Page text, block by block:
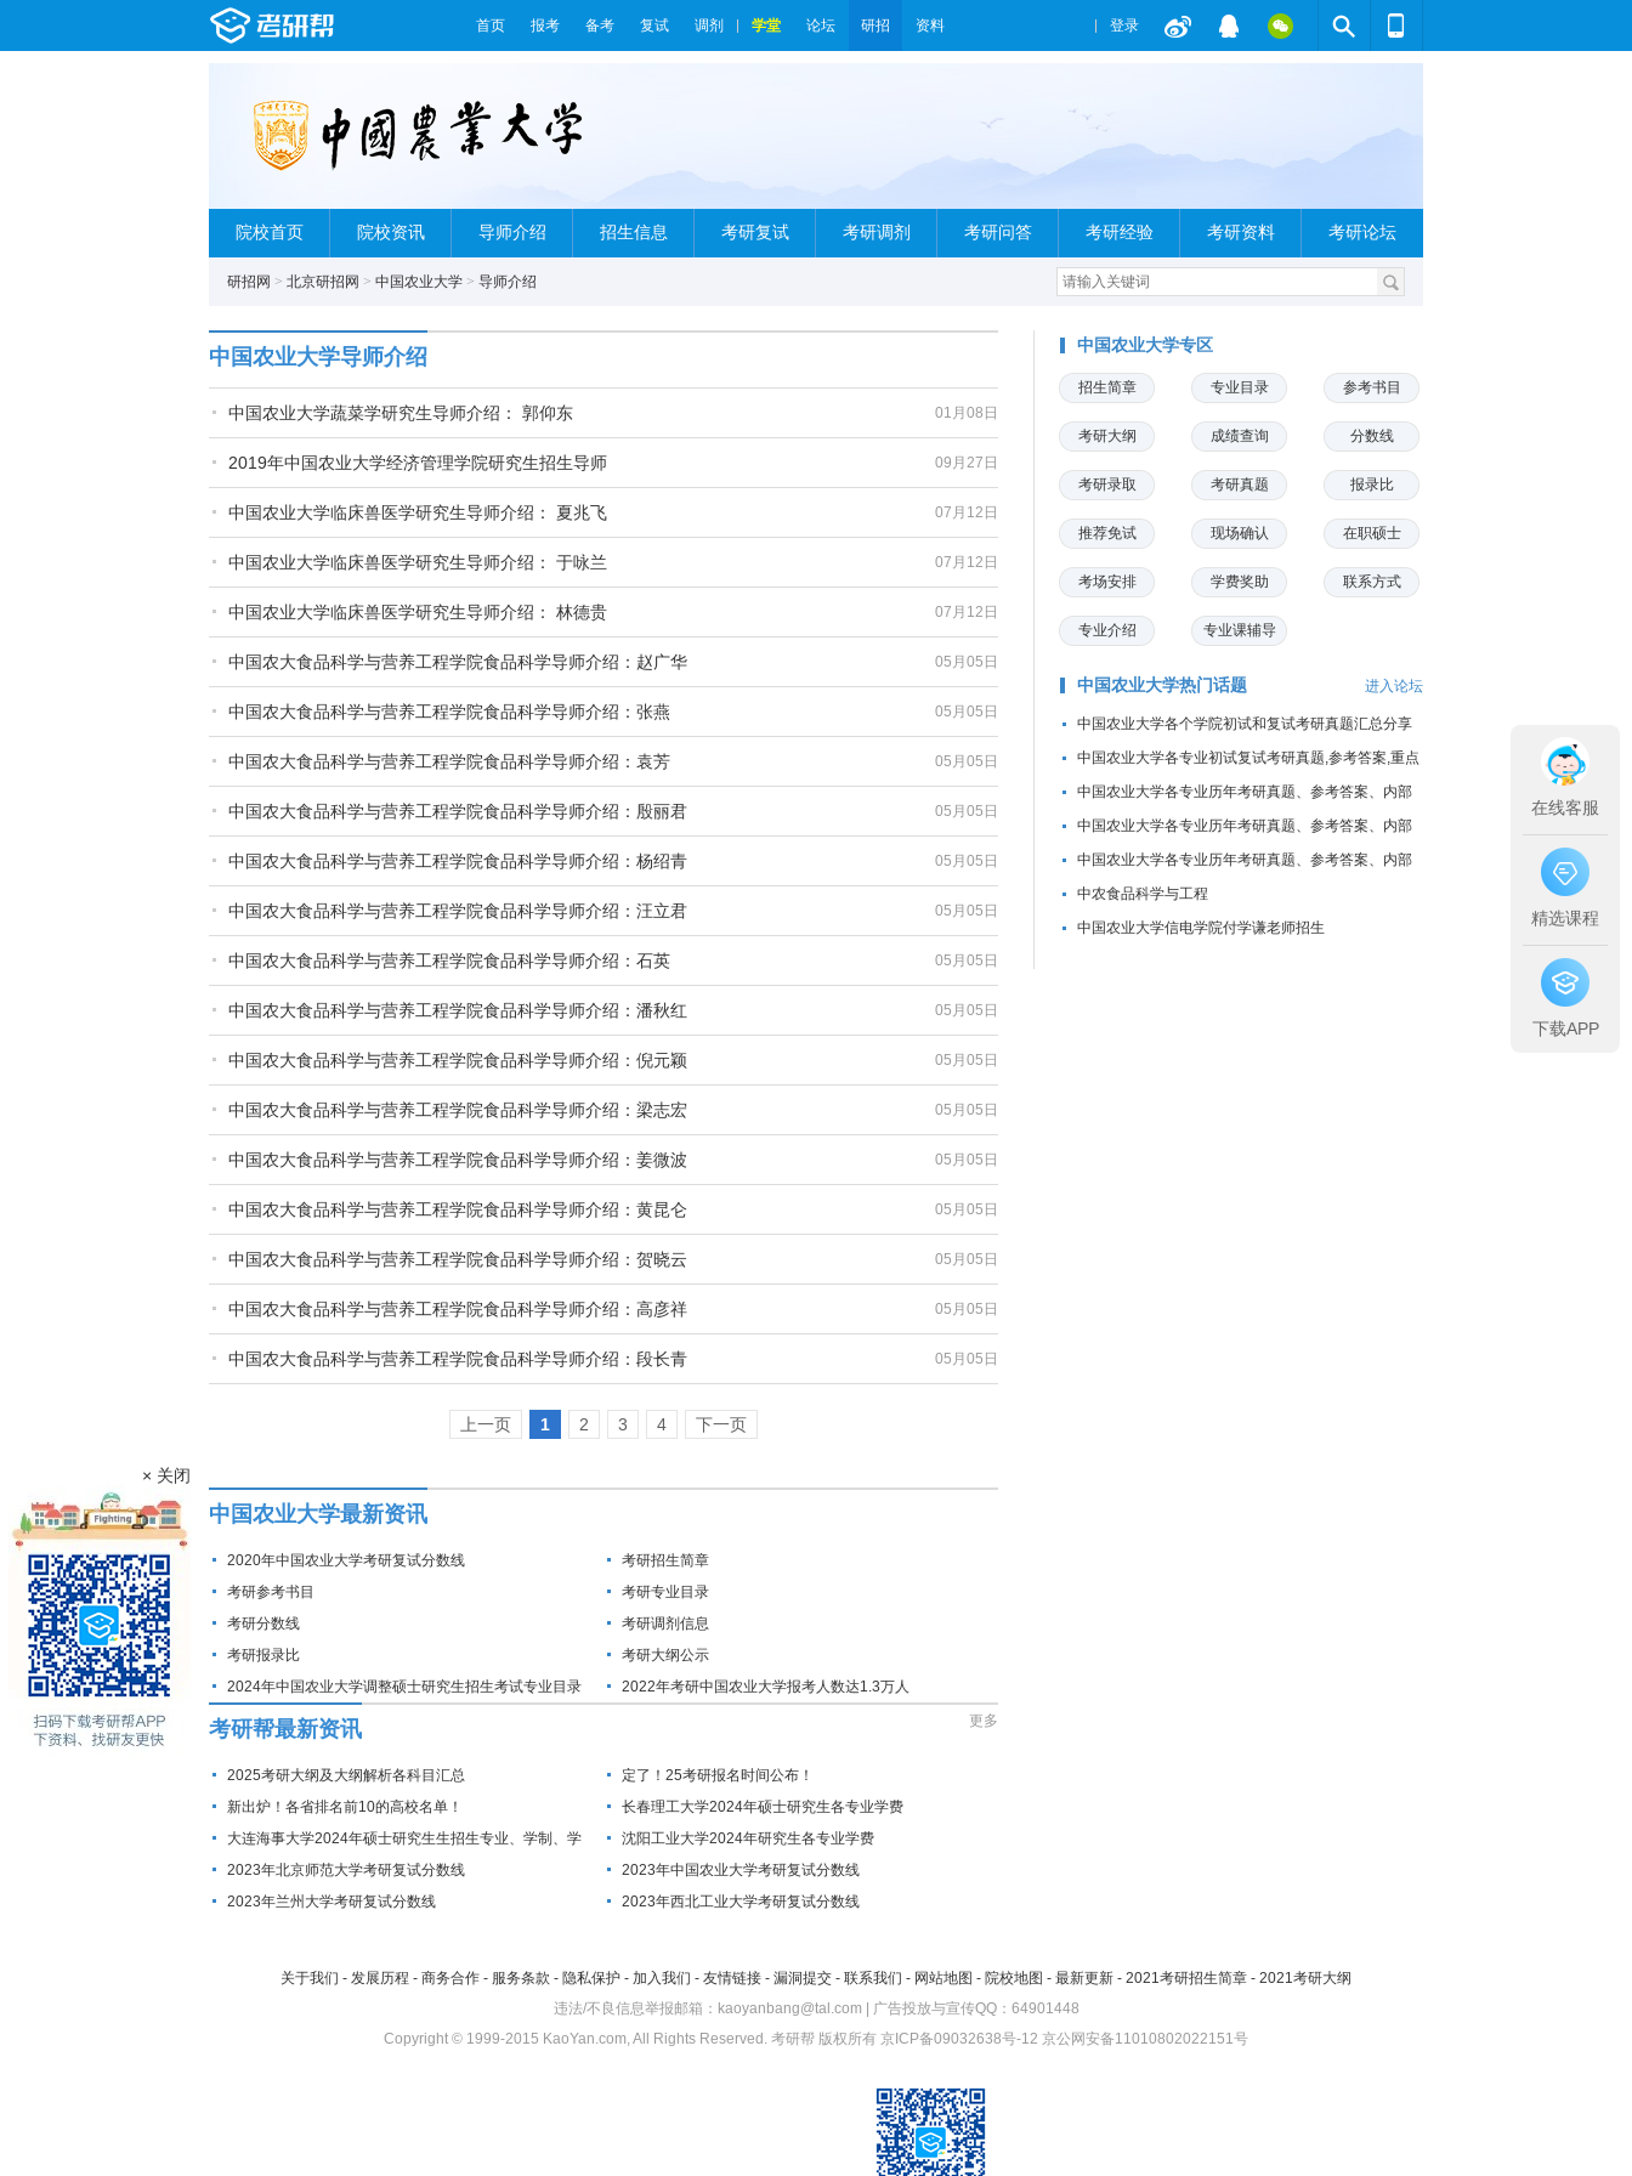
首页 报考 备考 复试 调剂 学堂 论坛 研招 资料 登录
院校首页 院校资讯 导师介绍 招生信息 考研复试 考研调剂 考研问答 考研经验 考研资料 考研论坛
研招网 > 北京研招网 > 中国农业大学 > 导师介绍
中国农业大学导师介绍
01月08日
中国农业大学蔬菜学研究生导师介绍： 郭仰东
09月27日
2019年中国农业大学经济管理学院研究生招生导师
07月12日
中国农业大学临床兽医学研究生导师介绍： 夏兆飞
07月12日
中国农业大学临床兽医学研究生导师介绍： 于咏兰
07月12日
中国农业大学临床兽医学研究生导师介绍： 林德贵
05月05日
中国农大食品科学与营养工程学院食品科学导师介绍：赵广华
05月05日
中国农大食品科学与营养工程学院食品科学导师介绍：张燕
05月05日
中国农大食品科学与营养工程学院食品科学导师介绍：袁芳
05月05日
中国农大食品科学与营养工程学院食品科学导师介绍：殷丽君
05月05日
中国农大食品科学与营养工程学院食品科学导师介绍：杨绍青
05月05日
中国农大食品科学与营养工程学院食品科学导师介绍：汪立君
05月05日
中国农大食品科学与营养工程学院食品科学导师介绍：石英
05月05日
中国农大食品科学与营养工程学院食品科学导师介绍：潘秋红
05月05日
中国农大食品科学与营养工程学院食品科学导师介绍：倪元颖
05月05日
中国农大食品科学与营养工程学院食品科学导师介绍：梁志宏
05月05日
中国农大食品科学与营养工程学院食品科学导师介绍：姜微波
05月05日
中国农大食品科学与营养工程学院食品科学导师介绍：黄昆仑
05月05日
中国农大食品科学与营养工程学院食品科学导师介绍：贺晓云
05月05日
中国农大食品科学与营养工程学院食品科学导师介绍：高彦祥
05月05日
中国农大食品科学与营养工程学院食品科学导师介绍：段长青
上一页 1 2 3 4 下一页
中国农业大学最新资讯
2020年中国农业大学考研复试分数线
考研招生简章
考研参考书目
考研专业目录
考研分数线
考研调剂信息
考研报录比
考研大纲公示
2024年中国农业大学调整硕士研究生招生考试专业目录
的预通知
2022年考研中国农业大学报考人数达1.3万人
考研帮最新资讯 更多
2025考研大纲及大纲解析各科目汇总
定了！25考研报名时间公布！
新出炉！各省排名前10的高校名单！
长春理工大学2024年硕士研究生各专业学费
大连海事大学2024年硕士研究生生招生专业、学制、学
费标准及拟招生人数
沈阳工业大学2024年研究生各专业学费
2023年北京师范大学考研复试分数线
2023年中国农业大学考研复试分数线
2023年兰州大学考研复试分数线
2023年西北工业大学考研复试分数线
中国农业大学专区
招生简章 专业目录 参考书目
考研大纲 成绩查询 分数线
考研录取 考研真题 报录比
推荐免试 现场确认 在职硕士
考场安排 学费奖助 联系方式
专业介绍 专业课辅导
中国农业大学热门话题 进入论坛
中国农业大学各个学院初试和复试考研真题汇总分享
中国农业大学各专业初试复试考研真题,参考答案,重点
范围
中国农业大学各专业历年考研真题、参考答案、内部
笔记
中国农业大学各专业历年考研真题、参考答案、内部
笔记
中国农业大学各专业历年考研真题、参考答案、内部
笔记
中农食品科学与工程
中国农业大学信电学院付学谦老师招生
关于我们 - 发展历程 - 商务合作 - 服务条款 - 隐私保护 - 加入我们 - 友情链接 - 漏洞提交 - 联系我们 - 网站地图 - 院校地图 - 最新更新 - 2021考研招生简章 - 2021考研大纲
违法/不良信息举报邮箱：kaoyanbang@tal.com | 广告投放与宣传QQ：64901448
Copyright © 1999-2015 KaoYan.com, All Rights Reserved. 考研帮 版权所有 京ICP备09032638号-12 京公网安备11010802022151号
× 关闭
在线客服
精选课程
下载APP